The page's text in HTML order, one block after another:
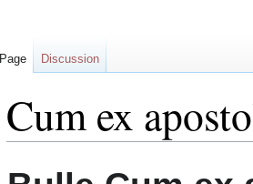
Cum ex
Page Discussion